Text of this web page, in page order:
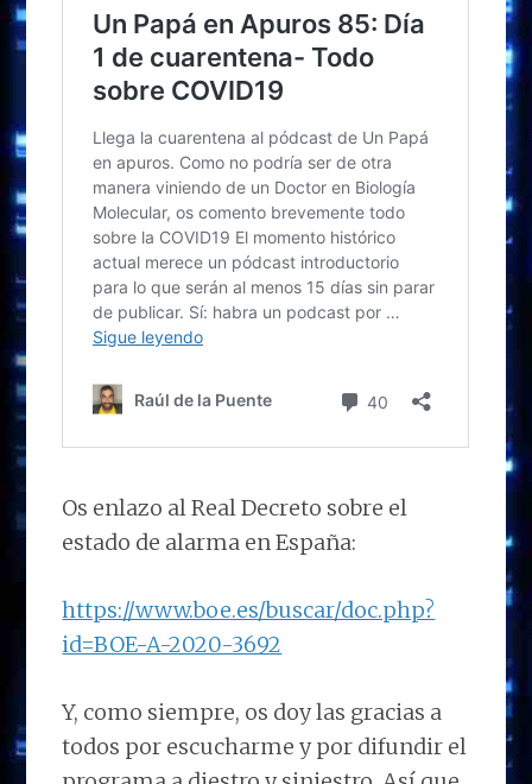
Os enlazo al Real Decreto sobre el
estado de alarma en España:
https://www.boe.es/buscar/doc.php?
id=BOE-A-2020-3692
Y, como siempre, os doy las gracias a
todos por escucharme y por difundir el